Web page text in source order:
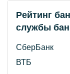
Рейтинг
службы
СберБанк
ВТБ